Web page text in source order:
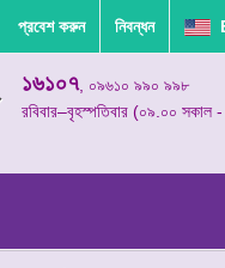
প্রবেশ করুন নিবন্ধন
১৬১০৭, ০৯৬১০ ৯৯০ ৯৯৮
রবিবার–বৃহস্পতিবার (০৯.০০ সকাল